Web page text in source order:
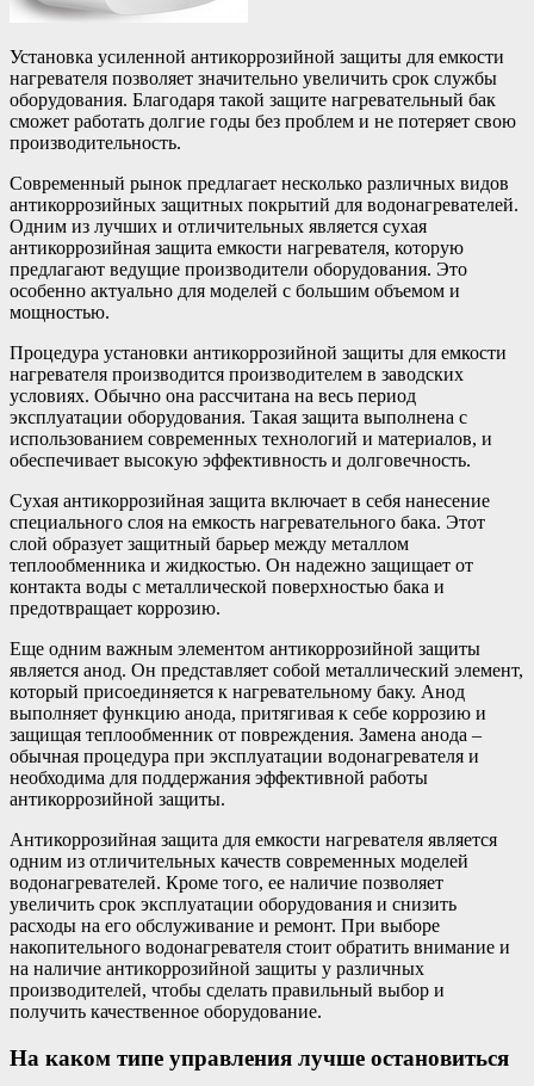
Установка усиленной антикоррозийной защиты для емкости
нагревателя позволяет значительно увеличить срок службы
оборудования. Благодаря такой защите нагревательный бак
сможет работать долгие годы без проблем и не потеряет свою
производительность.
Современный рынок предлагает несколько различных видов
антикоррозийных защитных покрытий для водонагревателей.
Одним из лучших и отличительных является сухая
антикоррозийная защита емкости нагревателя, которую
предлагают ведущие производители оборудования. Это
особенно актуально для моделей с большим объемом и
мощностью.
Процедура установки антикоррозийной защиты для емкости
нагревателя производится производителем в заводских
условиях. Обычно она рассчитана на весь период
эксплуатации оборудования. Такая защита выполнена с
использованием современных технологий и материалов, и
обеспечивает высокую эффективность и долговечность.
Сухая антикоррозийная защита включает в себя нанесение
специального слоя на емкость нагревательного бака. Этот
слой образует защитный барьер между металлом
теплообменника и жидкостью. Он надежно защищает от
контакта воды с металлической поверхностью бака и
предотвращает коррозию.
Еще одним важным элементом антикоррозийной защиты
является анод. Он представляет собой металлический элемент,
который присоединяется к нагревательному баку. Анод
выполняет функцию анода, притягивая к себе коррозию и
защищая теплообменник от повреждения. Замена анода –
обычная процедура при эксплуатации водонагревателя и
необходима для поддержания эффективной работы
антикоррозийной защиты.
Антикоррозийная защита для емкости нагревателя является
одним из отличительных качеств современных моделей
водонагревателей. Кроме того, ее наличие позволяет
увеличить срок эксплуатации оборудования и снизить
расходы на его обслуживание и ремонт. При выборе
накопительного водонагревателя стоит обратить внимание и
на наличие антикоррозийной защиты у различных
производителей, чтобы сделать правильный выбор и
получить качественное оборудование.
На каком типе управления лучше остановиться